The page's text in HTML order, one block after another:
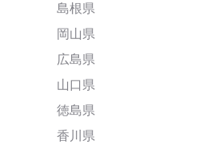
島根県
岡山県
広島県
山口県
徳島県
香川県